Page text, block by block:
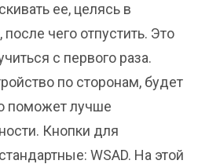
ее, целясь в
чего отпустить. Это
с первого раза.
по сторонам, будет
поможет лучше
Кнопки для
WSAD. На этой